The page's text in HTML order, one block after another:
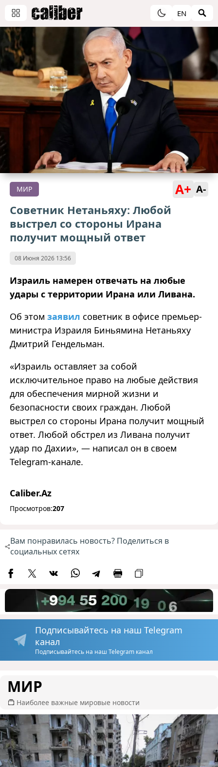
EN
МИР A+ A-
Советник Нетаньяху: Любой
выстрел со стороны Ирана
получит мощный ответ
08 Июня 2026 13:56
Израиль намерен отвечать на любые
удары с территории Ирана или Ливана.
Об этом заявил советник в офисе премьер-
министра Израиля Биньямина Нетаньяху
Дмитрий Гендельман.
«Израиль оставляет за собой
исключительное право на любые действия
для обеспечения мирной жизни и
безопасности своих граждан. Любой
выстрел со стороны Ирана получит мощный
ответ. Любой обстрел из Ливана получит
удар по Дахии», — написал он в своем
Telegram-канале.
Caliber.Az
Просмотров:207
Вам понравилась новость? Поделиться в
социальных сетях
Подписывайтесь на наш Telegram
канал
Подписывайтесь на наш Telegram канал
МИР
Наиболее важные мировые новости